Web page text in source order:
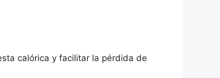
calórica y facilitar la pérdida de